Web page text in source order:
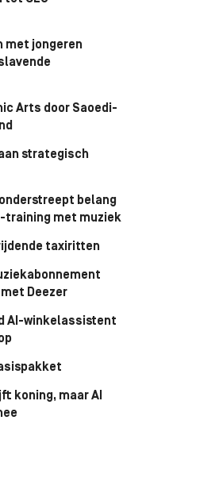
met jongeren
Arts door Saoedi-
strategisch
belang
training met muziek
taxiritten
Deezer
AI-winkelassistent
koning, maar AI